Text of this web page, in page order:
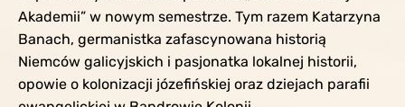
Akademii” w nowym semestrze. Tym razem Katarzyna
Banach, germanistka zafascynowana historią
Niemców galicyjskich i pasjonatka lokalnej historii,
opowie o kolonizacji józefińskiej oraz dziejach parafii